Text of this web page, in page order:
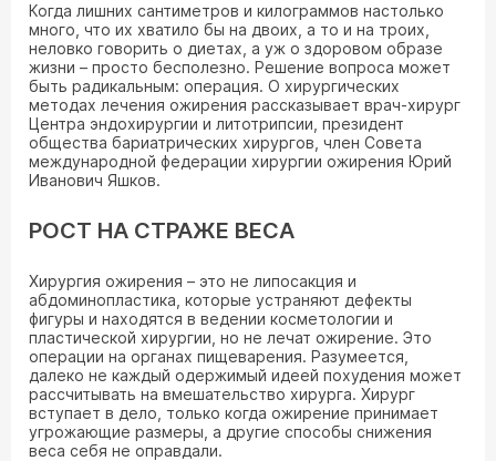
Когда лишних сантиметров и килограммов настолько
много, что их хватило бы на двоих, а то и на троих,
неловко говорить о диетах, а уж о здоровом образе
жизни – просто бесполезно. Решение вопроса может
быть радикальным: операция. О хирургических
методах лечения ожирения рассказывает врач-хирург
Центра эндохирургии и литотрипсии, президент
общества бариатрических хирургов, член Совета
международной федерации хирургии ожирения Юрий
Иванович Яшков.
РОСТ НА СТРАЖЕ ВЕСА
Хирургия ожирения – это не липосакция и
абдоминопластика, которые устраняют дефекты
фигуры и находятся в ведении косметологии и
пластической хирургии, но не лечат ожирение. Это
операции на органах пищеварения. Разумеется,
далеко не каждый одержимый идеей похудения может
рассчитывать на вмешательство хирурга. Хирург
вступает в дело, только когда ожирение принимает
угрожающие размеры, а другие способы снижения
веса себя не оправдали.